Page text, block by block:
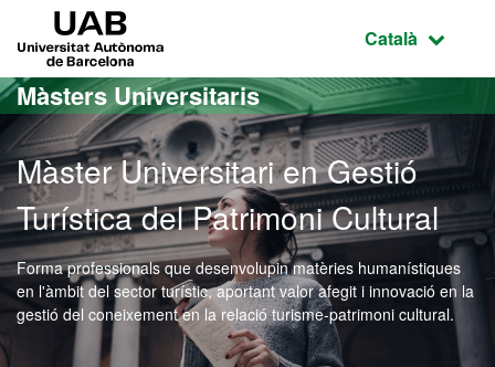
Ves al contingut principal
Ves a la navegació de la pàgina
Idioma
Català
Màsters Universitaris
Màster Universitari en Gestió
Turística del Patrimoni Cultural
Forma professionals que desenvolupin matèries humanístiques
en l'àmbit del sector turístic, aportant valor afegit i innovació en la
gestió del coneixement en la relació turisme-patrimoni cultural.